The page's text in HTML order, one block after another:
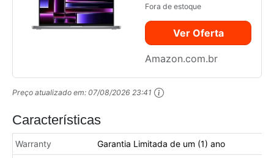
M2 Pro da Apple
com CPU de 12
núcleos e GPU
de 19 núcleos)
XDR de 16
Fora de estoque
Ver Oferta
Amazon.com.br
Preço atualizado em: 07/08/2026 23:41
Características
Warranty Garantia Limitada de um (1) ano